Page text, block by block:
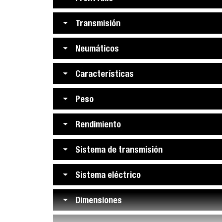
Transmisión
Neumáticos
Características
Peso
Rendimiento
Sistema de transmisión
Sistema eléctrico
Dimensiones